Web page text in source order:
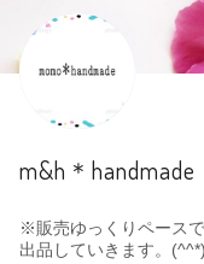
m&h＊handmade
※販売ゆっくりペース
出品していきます。(^^*)